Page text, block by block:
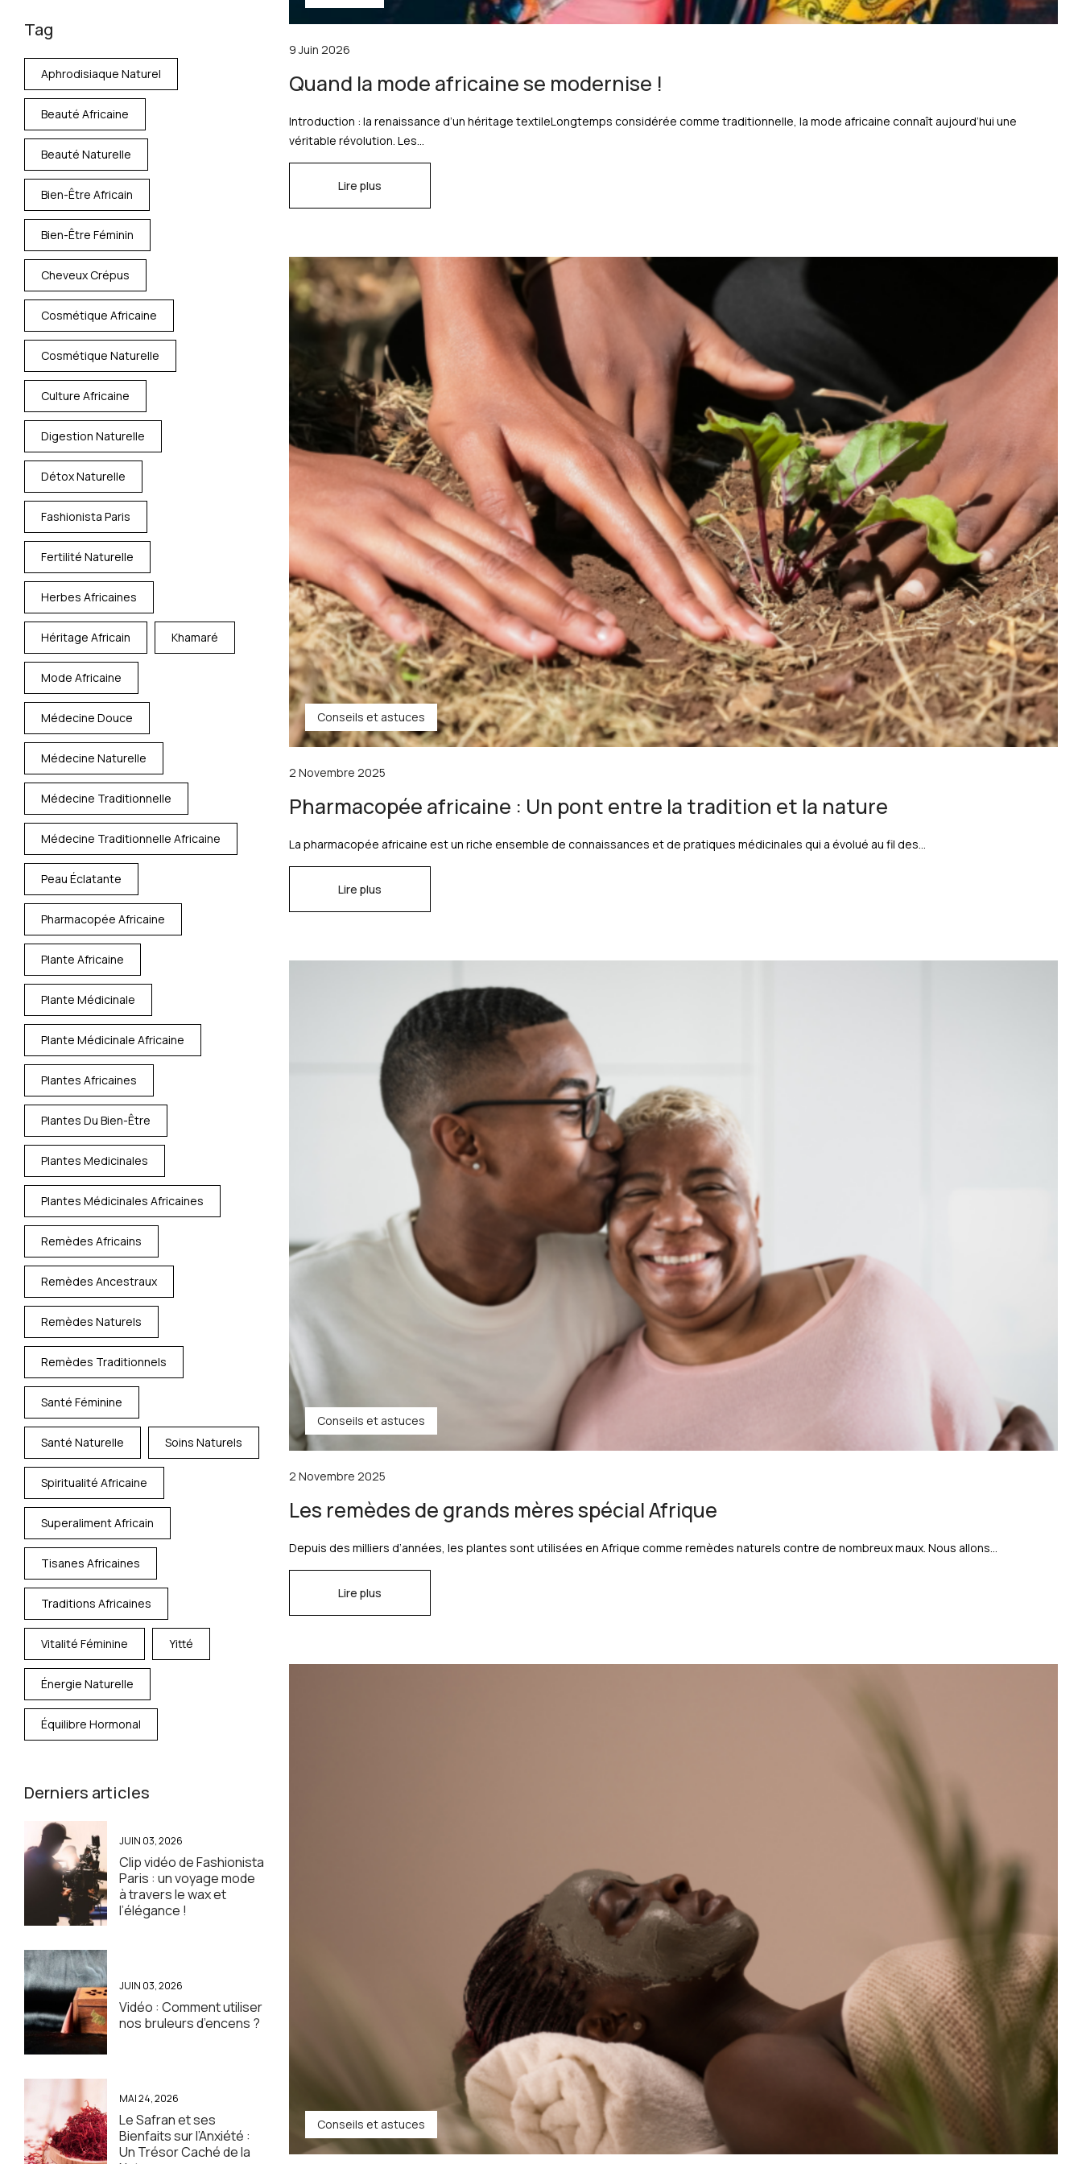
Tag
Aphrodisiaque Naturel
Beauté Africaine
Beauté Naturelle
Bien-Être Africain
Bien-Être Féminin
Cheveux Crépus
Cosmétique Africaine
Cosmétique Naturelle
Culture Africaine
Digestion Naturelle
Détox Naturelle
Fashionista Paris
Fertilité Naturelle
Herbes Africaines
Héritage Africain Khamaré
Mode Africaine
Médecine Douce
Médecine Naturelle
Médecine Traditionnelle
Médecine Traditionnelle Africaine
Peau Éclatante
Pharmacopée Africaine
Plante Africaine
Plante Médicinale
Plante Médicinale Africaine
Plantes Africaines
Plantes Du Bien-Être
Plantes Medicinales
Plantes Médicinales Africaines
Remèdes Africains
Remèdes Ancestraux
Remèdes Naturels
Remèdes Traditionnels
Santé Féminine
Santé Naturelle Soins Naturels
Spiritualité Africaine
Superaliment Africain
Tisanes Africaines
Traditions Africaines
Vitalité Féminine Yitté
Énergie Naturelle
Équilibre Hormonal
Derniers articles
JUIN 03, 2026
Clip vidéo de Fashionista
Paris : un voyage mode
à travers le wax et
l’élégance !
JUIN 03, 2026
Vidéo : Comment utiliser
nos bruleurs d’encens ?
MAI 24, 2026
Le Safran et ses
Bienfaits sur l’Anxiété :
Un Trésor Caché de la
9 Juin 2026
Quand la mode africaine se modernise !
Introduction : la renaissance d’un héritage textileLongtemps considérée comme traditionnelle, la mode africaine connaît aujourd’hui une
véritable révolution. Les...
Lire plus
Conseils et astuces
2 Novembre 2025
Pharmacopée africaine : Un pont entre la tradition et la nature
La pharmacopée africaine est un riche ensemble de connaissances et de pratiques médicinales qui a évolué au fil des...
Lire plus
Conseils et astuces
2 Novembre 2025
Les remèdes de grands mères spécial Afrique
Depuis des milliers d’années, les plantes sont utilisées en Afrique comme remèdes naturels contre de nombreux maux. Nous allons...
Lire plus
Conseils et astuces